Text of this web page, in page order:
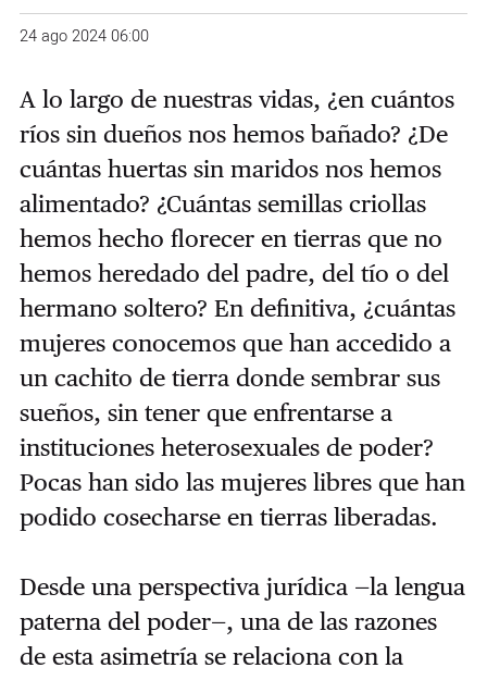
24 ago 2024 06:00
A lo largo de nuestras vidas, ¿en cuántos
ríos sin dueños nos hemos bañado? ¿De
cuántas huertas sin maridos nos hemos
alimentado? ¿Cuántas semillas criollas
hemos hecho florecer en tierras que no
hemos heredado del padre, del tío o del
hermano soltero? En definitiva, ¿cuántas
mujeres conocemos que han accedido a
un cachito de tierra donde sembrar sus
sueños, sin tener que enfrentarse a
instituciones heterosexuales de poder?
Pocas han sido las mujeres libres que han
podido cosecharse en tierras liberadas.
Desde una perspectiva jurídica —la lengua
paterna del poder—, una de las razones
de esta asimetría se relaciona con la